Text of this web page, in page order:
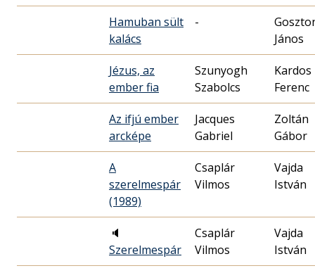
Hamuban sült
kalács
-
János
Jézus, az
ember fia
Szunyogh
Szabolcs
Kardos
Ferenc
Az ifjú ember
arcképe
Jacques
Gabriel
Zoltán
Gábor
A
szerelmespár
(1989)
Csaplár
Vilmos
Vajda
István
🔈
Szerelmespár
Csaplár
Vilmos
Vajda
István